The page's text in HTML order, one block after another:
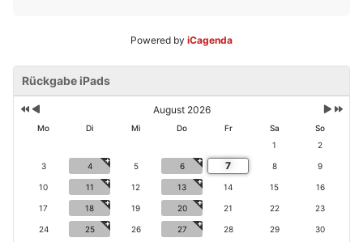
Powered by iCagenda
Rückgabe iPads
V
o
r
h
V
o
r
h
M
N
c
h
N
c
h
M
n
a
August 2026
Mo Di Mi Do Fr Sa
So
1
2
3 4 5 6 7 8 9
10 11 12 13 14 15 16
17 18 19 20 21 22 23
24 25 26 27 28 29 30